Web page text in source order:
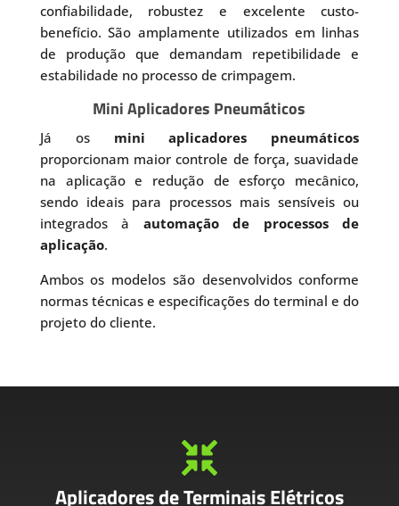
confiabilidade, robustez e excelente custo-
benefício. São amplamente utilizados em linhas
de produção que demandam repetibilidade e
estabilidade no processo de crimpagem.
Mini Aplicadores Pneumáticos
Já os mini aplicadores pneumáticos
proporcionam maior controle de força, suavidade
na aplicação e redução de esforço mecânico,
sendo ideais para processos mais sensíveis ou
integrados à automação de processos de
aplicação.
Ambos os modelos são desenvolvidos conforme
normas técnicas e especificações do terminal e do
projeto do cliente.

Aplicadores de Terminais Elétricos